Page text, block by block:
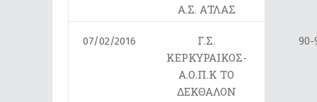
Α.Σ. ΑΤΛΑΣ
07/02/2016
Γ.Σ.
ΚΕΡΚΥΡΑΙΚΟΣ-
Α.Ο.Π.Κ ΤΟ
ΔΕΚΘΑΛΟΝ
90-